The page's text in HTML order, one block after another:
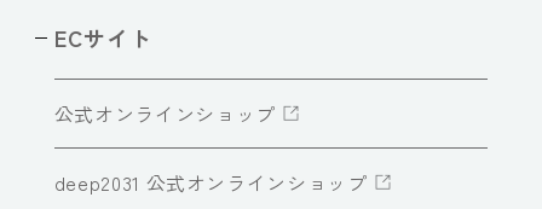
ECサイト
公式オンラインショップ
deep2031 公式オンラインショップ